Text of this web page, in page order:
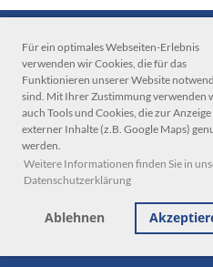
Für ein optimales Webseiten-Erlebnis
verwenden wir Cookies, die für das
Funktionieren unserer Website
sind. Mit Ihrer Zustimmung verwenden
auch Tools und Cookies, die zur Anzeige
externer Inhalte (z.B. Google Maps)
werden.
Weitere Informationen finden Sie in
Datenschutzerklärung
Ablehnen
© Tennisverein Blau-Weiß
Impressum